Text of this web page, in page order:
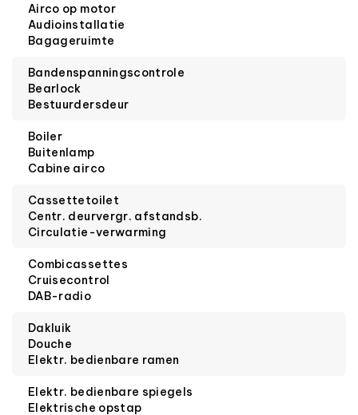
Airco op motor
Audioinstallatie
Bagageruimte
Bandenspanningscontrole
Bearlock
Bestuurdersdeur
Boiler
Buitenlamp
Cabine airco
Cassettetoilet
Centr. deurvergr. afstandsb.
Circulatie-verwarming
Combicassettes
Cruisecontrol
DAB-radio
Dakluik
Douche
Elektr. bedienbare ramen
Elektr. bedienbare spiegels
Elektrische opstap